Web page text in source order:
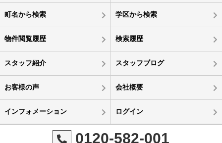
町名から検索 学区から検索
物件閲覧履歴 検索履歴
スタッフ紹介 スタッフブログ
お客様の声 会社概要
インフォメーション ログイン
0120-582-001